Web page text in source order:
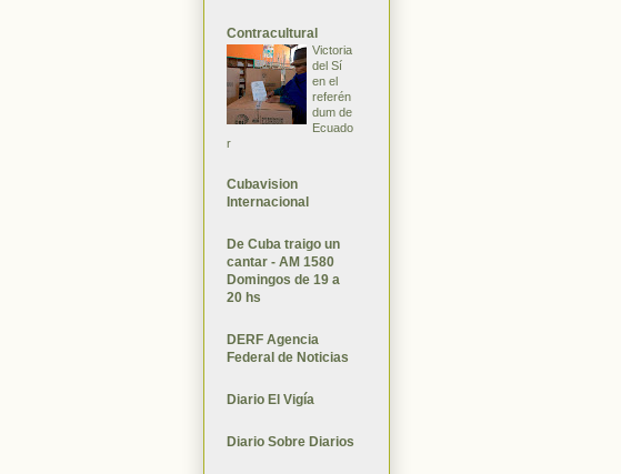
Contracultural
Victoria
del Sí
en el
referén
dum de
Ecuado
r
Cubavision
Internacional
De Cuba traigo un
cantar - AM 1580
Domingos de 19 a
20 hs
DERF Agencia
Federal de Noticias
Diario El Vigía
Diario Sobre Diarios